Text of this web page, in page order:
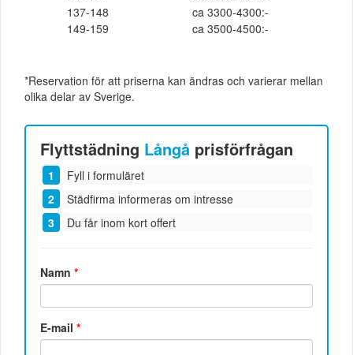
137-148
ca 3300-4300:-
149-159
ca 3500-4500:-
*Reservation för att priserna kan ändras och varierar mellan
olika delar av Sverige.
Flyttstädning Långå prisförfrågan
Fyll i formuläret
Städfirma informeras om intresse
Du får inom kort offert
Namn*
E-mail*